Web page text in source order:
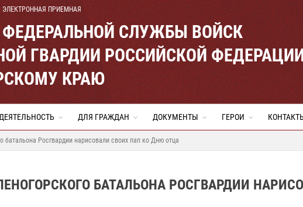
ЭЛЕКТРОННАЯ ПРИЕМНАЯ
ФЕДЕРАЛЬНОЙ СЛУЖБЫ ВОЙСК
ГВАРДИИ РОССИЙСКОЙ
КРАЮ
ДЕЯТЕЛЬНОСТЬ ДЛЯ ГРАЖДАН ДОКУМЕНТЫ ГЕРОИ
батальона Росгвардии нарисовали своих пап ко Дню отца
БАТАЛЬОНА РОСГВАРДИИ